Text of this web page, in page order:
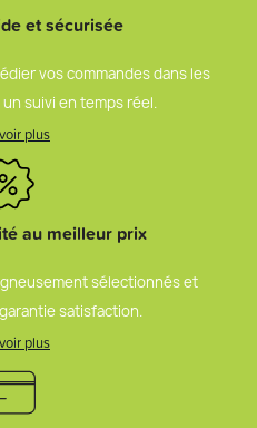
et sécurisée
vos commandes dans les
suivi en temps réel.
plus
au meilleur prix
sélectionnés et
satisfaction.
plus